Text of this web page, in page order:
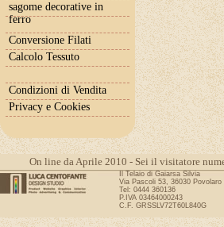
sagome decorative in
ferro
Conversione Filati
Calcolo Tessuto
Condizioni di Vendita
Privacy e Cookies
On line da Aprile 2010 - Sei il visitatore
Il Telaio di Gaiarsa Silvia
Via Pascoli 53, 36030 Povolaro
Tel: 0444 360136
P.IVA 03464000243
C.F. GRSSLV72T60L840G